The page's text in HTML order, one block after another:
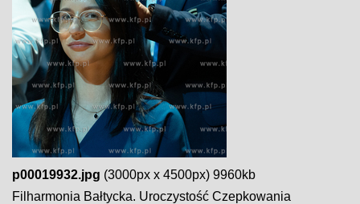
p00019932.jpg (3000px x 4500px) 9960kb
Filharmonia Bałtycka. Uroczystość Czepkowania